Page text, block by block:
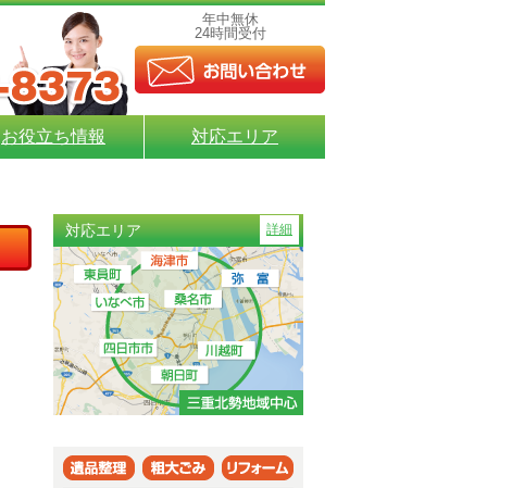
年中無休
24時間受付
お役立ち情報 対応エリア
対応エリア 詳細